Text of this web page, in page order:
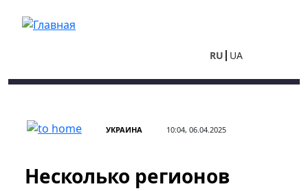
RU UA
УКРАИНА 10:04, 06.04.2025
Несколько регионов